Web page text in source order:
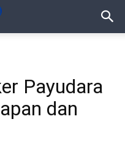
Payudara
dan